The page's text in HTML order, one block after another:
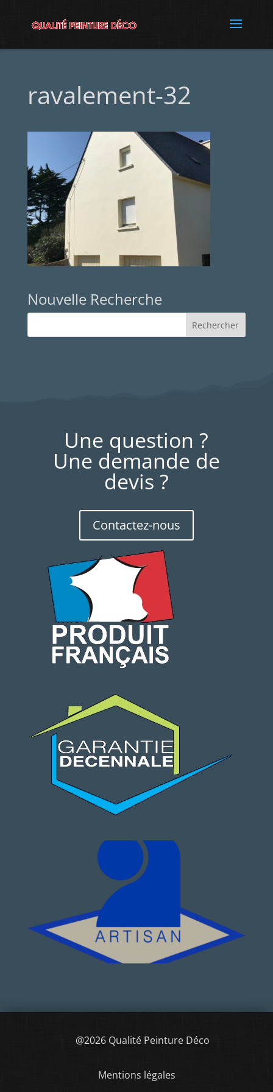
ravalement-32
Nouvelle Recherche
Une question ?
Une demande de
devis ?
Contactez-nous
@2026 Qualité Peinture Déco
Mentions légales